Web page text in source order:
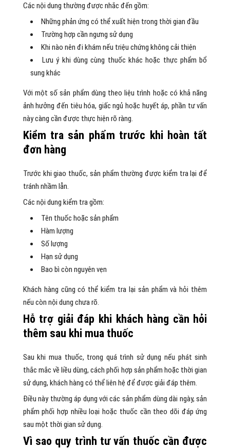
Các nội dung thường được nhắc đến gồm:
Những phản ứng có thể xuất hiện trong thời gian đầu
Trường hợp cần ngưng sử dụng
Khi nào nên đi khám nếu triệu chứng không cải thiện
Lưu ý khi dùng cùng thuốc khác hoặc thực phẩm bổ
sung khác
Với một số sản phẩm dùng theo liệu trình hoặc có khả năng
ảnh hưởng đến tiêu hóa, giấc ngủ hoặc huyết áp, phần tư vấn
này càng cần được thực hiện rõ ràng.
Kiểm tra sản phẩm trước khi hoàn tất
đơn hàng
Trước khi giao thuốc, sản phẩm thường được kiểm tra lại để
tránh nhầm lẫn.
Các nội dung kiểm tra gồm:
Tên thuốc hoặc sản phẩm
Hàm lượng
Số lượng
Hạn sử dụng
Bao bì còn nguyên vẹn
Khách hàng cũng có thể kiểm tra lại sản phẩm và hỏi thêm
nếu còn nội dung chưa rõ.
Hỗ trợ giải đáp khi khách hàng cần hỏi
thêm sau khi mua thuốc
Sau khi mua thuốc, trong quá trình sử dụng nếu phát sinh
thắc mắc về liều dùng, cách phối hợp sản phẩm hoặc thời gian
sử dụng, khách hàng có thể liên hệ để được giải đáp thêm.
Điều này thường áp dụng với các sản phẩm dùng dài ngày, sản
phẩm phối hợp nhiều loại hoặc thuốc cần theo dõi đáp ứng
sau một thời gian sử dụng.
Vì sao quy trình tư vấn thuốc cần được